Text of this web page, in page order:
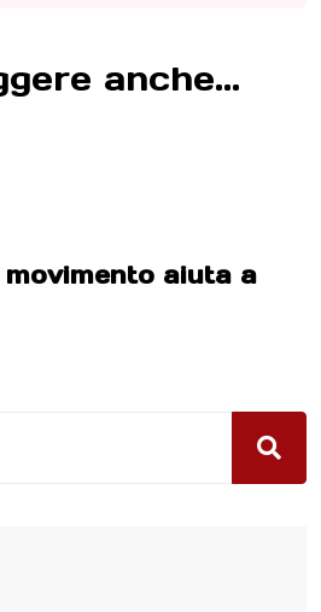
anche...
movimento aiuta a